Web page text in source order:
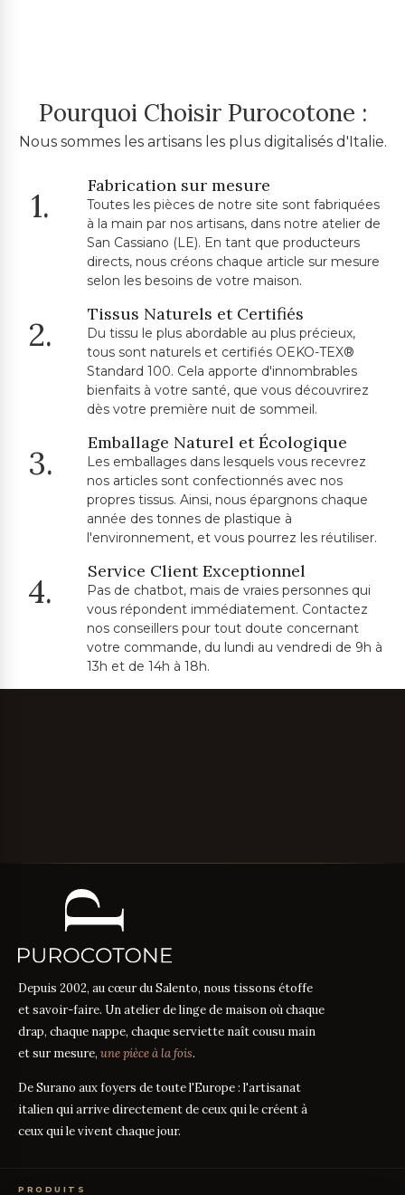
Pourquoi Choisir Purocotone :
Nous sommes les artisans les plus digitalisés d'Italie.
1.
Fabrication sur mesure
Toutes les pièces de notre site sont fabriquées
à la main par nos artisans, dans notre atelier de
San Cassiano (LE). En tant que producteurs
directs, nous créons chaque article sur mesure
selon les besoins de votre maison.
2.
Tissus Naturels et Certifiés
Du tissu le plus abordable au plus précieux,
tous sont naturels et certifiés OEKO-TEX®
Standard 100. Cela apporte d'innombrables
bienfaits à votre santé, que vous découvrirez
dès votre première nuit de sommeil.
3.
Emballage Naturel et Écologique
Les emballages dans lesquels vous recevrez
nos articles sont confectionnés avec nos
propres tissus. Ainsi, nous épargnons chaque
année des tonnes de plastique à
l'environnement, et vous pourrez les réutiliser.
4.
Service Client Exceptionnel
Pas de chatbot, mais de vraies personnes qui
vous répondent immédiatement. Contactez
nos conseillers pour tout doute concernant
votre commande, du lundi au vendredi de 9h à
13h et de 14h à 18h.
Depuis 2002, au cœur du Salento, nous tissons étoffe
et savoir-faire. Un atelier de linge de maison où chaque
drap, chaque nappe, chaque serviette naît cousu main
et sur mesure, une pièce à la fois.
De Surano aux foyers de toute l'Europe : l'artisanat
italien qui arrive directement de ceux qui le créent à
ceux qui le vivent chaque jour.
PRODUITS